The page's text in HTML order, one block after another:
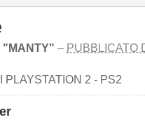
"MANTY" – PUBBLICATO
PLAYSTATION 2 - PS2